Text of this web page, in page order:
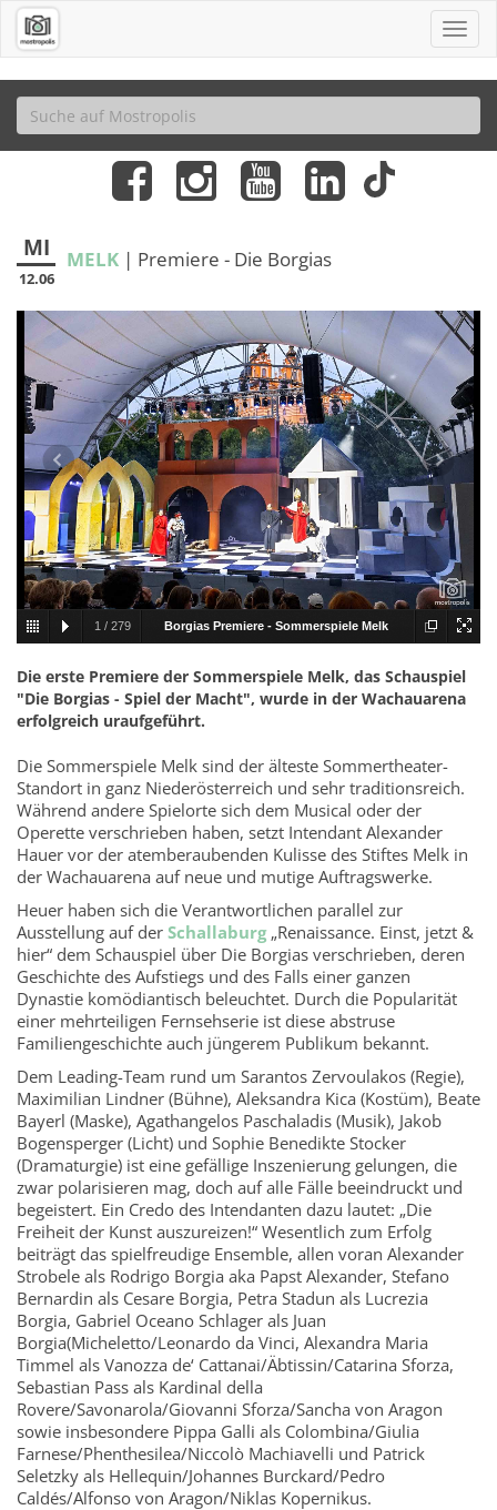
MI
12.06
MELK | Premiere - Die Borgias
1 / 279 Borgias Premiere - Sommerspiele Melk
Die erste Premiere der Sommerspiele Melk, das Schauspiel
"Die Borgias - Spiel der Macht", wurde in der Wachauarena
erfolgreich uraufgeführt.
Die Sommerspiele Melk sind der älteste Sommertheater-
Standort in ganz Niederösterreich und sehr traditionsreich.
Während andere Spielorte sich dem Musical oder der
Operette verschrieben haben, setzt Intendant Alexander
Hauer vor der atemberaubenden Kulisse des Stiftes Melk in
der Wachauarena auf neue und mutige Auftragswerke.
Heuer haben sich die Verantwortlichen parallel zur
Ausstellung auf der Schallaburg„Renaissance. Einst, jetzt &
hier“ dem Schauspiel über Die Borgias verschrieben, deren
Geschichte des Aufstiegs und des Falls einer ganzen
Dynastie komödiantisch beleuchtet. Durch die Popularität
einer mehrteiligen Fernsehserie ist diese abstruse
Familiengeschichte auch jüngerem Publikum bekannt.
Dem Leading-Team rund um Sarantos Zervoulakos (Regie),
Maximilian Lindner (Bühne), Aleksandra Kica (Kostüm), Beate
Bayerl (Maske), Agathangelos Paschaladis (Musik), Jakob
Bogensperger (Licht) und Sophie Benedikte Stocker
(Dramaturgie) ist eine gefällige Inszenierung gelungen, die
zwar polarisieren mag, doch auf alle Fälle beeindruckt und
begeistert. Ein Credo des Intendanten dazu lautet: „Die
Freiheit der Kunst auszureizen!“ Wesentlich zum Erfolg
beiträgt das spielfreudige Ensemble, allen voran Alexander
Strobele als Rodrigo Borgia aka Papst Alexander, Stefano
Bernardin als Cesare Borgia, Petra Stadun als Lucrezia
Borgia, Gabriel Oceano Schlager als Juan
Borgia(Micheletto/Leonardo da Vinci, Alexandra Maria
Timmel als Vanozza de‘ Cattanai/Äbtissin/Catarina Sforza,
Sebastian Pass als Kardinal della
Rovere/Savonarola/Giovanni Sforza/Sancha von Aragon
sowie insbesondere Pippa Galli als Colombina/Giulia
Farnese/Phenthesilea/Niccolò Machiavelli und Patrick
Seletzky als Hellequin/Johannes Burckard/Pedro
Caldés/Alfonso von Aragon/Niklas Kopernikus.